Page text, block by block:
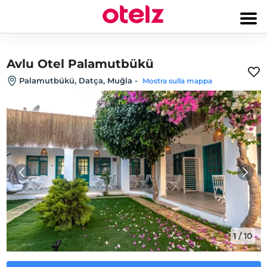
Avlu Otel Palamutbükü
Palamutbükü, Datça, Muğla - Mostra sulla mappa
1/10